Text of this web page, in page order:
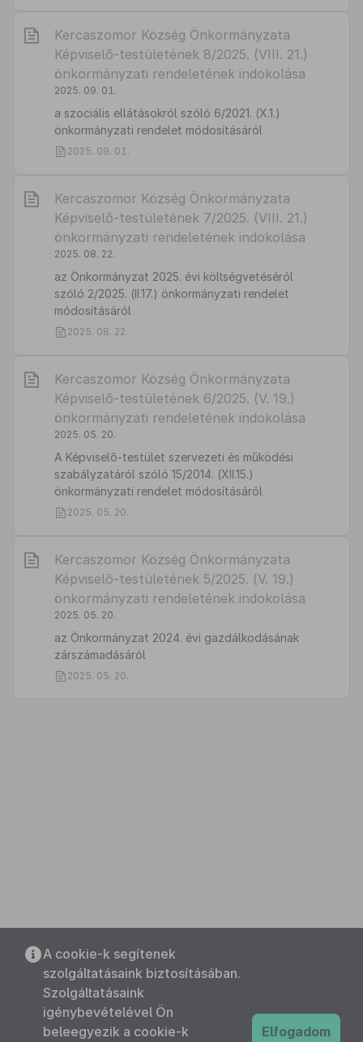
Kercaszomor Község Önkormányzata
Képviselő-testületének 8/2025. (VIII. 21.)
önkormányzati rendeletének indokolása
2025. 09. 01.
a szociális ellátásokról szóló 6/2021. (X.1.)
önkormányzati rendelet módosításáról
2025. 09. 01.
Kercaszomor Község Önkormányzata
Képviselő-testületének 7/2025. (VIII. 21.)
önkormányzati rendeletének indokolása
2025. 08. 22.
az Önkormányzat 2025. évi költségvetéséról
szóló 2/2025. (II.17.) önkormányzati rendelet
módosításáról
2025. 08. 22.
Kercaszomor Község Önkormányzata
Képviselő-testületének 6/2025. (V. 19.)
önkormányzati rendeletének indokolása
2025. 05. 20.
A Képviselő-testület szervezeti és működési
szabályzatáról szóló 15/2014. (XII.15.)
önkormányzati rendelet módosításáról
2025. 05. 20.
Kercaszomor Község Önkormányzata
Képviselő-testületének 5/2025. (V. 19.)
önkormányzati rendeletének indokolása
2025. 05. 20.
az Önkormányzat 2024. évi gazdálkodásának
zárszámadásáról
2025. 05. 20.
A cookie-k segítenek
szolgáltatásaink biztosításában.
Szolgáltatásaink
igénybevételével Ön
beleegyezik a cookie-k
Elfogadom